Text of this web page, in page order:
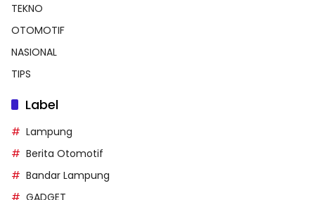
TEKNO
OTOMOTIF
NASIONAL
TIPS
Label
Lampung
Berita Otomotif
Bandar Lampung
GADGET